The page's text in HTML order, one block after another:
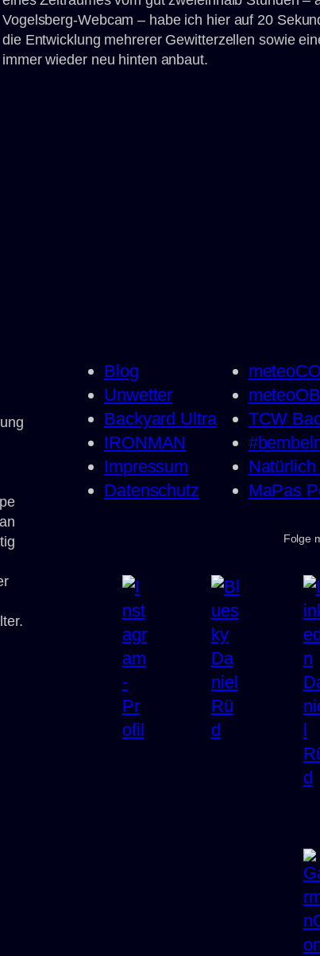
Vogelsberg-Webcam – habe ich hier auf 20
die Entwicklung mehrerer Gewitterzellen sowie
immer wieder neu hinten anbaut.
Blog
Unwetter
Backyard Ultra
IRONMAN
Impressum
Datenschutz
TCW
MaPas
Folge